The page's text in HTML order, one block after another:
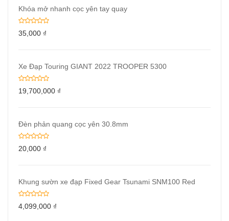
Khóa mở nhanh cọc yên tay quay
35,000 ₫
Xe Đạp Touring GIANT 2022 TROOPER 5300
19,700,000 ₫
Đèn phản quang cọc yên 30.8mm
20,000 ₫
Khung sườn xe đạp Fixed Gear Tsunami SNM100 Red
4,099,000 ₫